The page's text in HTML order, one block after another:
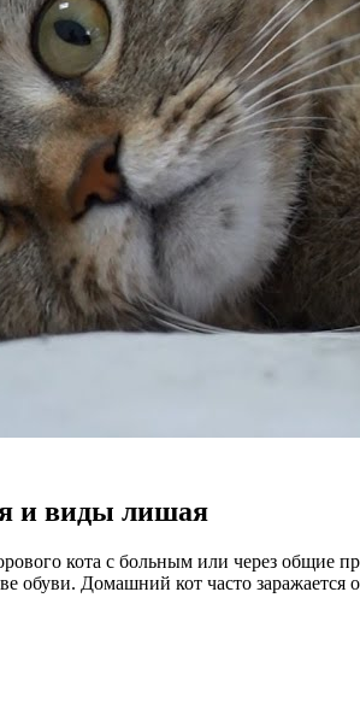
и виды лишая
кота с больным или через общие
обуви. Домашний кот часто